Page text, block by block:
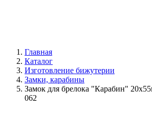
Главная
Каталог
Изготовление бижутерии
Замки, карабины
Замок для брелока "Карабин"
062